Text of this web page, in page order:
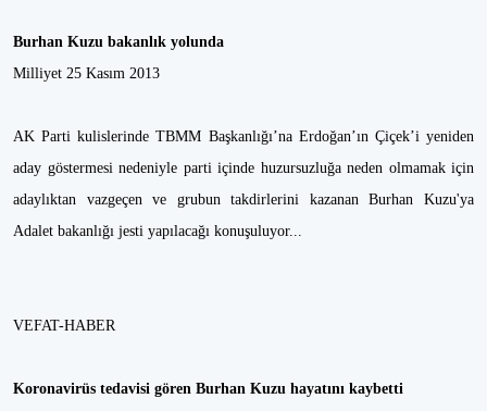
Burhan Kuzu bakanlık yolunda
Milliyet 25 Kasım 2013
AK Parti kulislerinde TBMM Başkanlığı’na Erdoğan’ın Çiçek’i yeniden
aday göstermesi nedeniyle parti içinde huzursuzluğa neden olmamak için
adaylıktan vazgeçen ve grubun takdirlerini kazanan Burhan Kuzu'ya
Adalet bakanlığı jesti yapılacağı konuşuluyor...
VEFAT-HABER
Koronavirüs tedavisi gören Burhan Kuzu hayatını kaybetti